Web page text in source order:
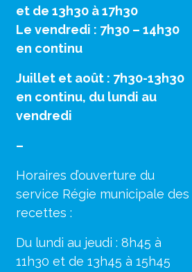
et de 13h30 à 17h30
Le vendredi : 7h30 – 14h30
en continu
Juillet et août : 7h30-13h30
en continu, du lundi au
vendredi
–
Horaires d’ouverture du
service Régie municipale des
recettes :
Du lundi au jeudi : 8h45 à
11h30 et de 13h45 à 15h45